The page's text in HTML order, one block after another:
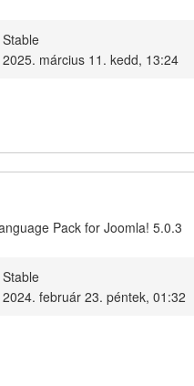
Stable
2025. március 11. kedd, 13:24
Pack for Joomla! 5.0.3
Stable
2024. február 23. péntek, 01:32